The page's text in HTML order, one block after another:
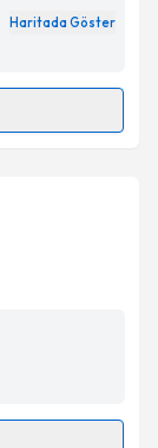
Aydınlatma
Haritada Göster
için bir
belirtilen